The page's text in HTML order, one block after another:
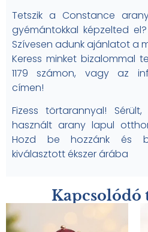
Tetszik a Constance
gyémántokkal képzelted
Szívesen adunk ajánlatot a
Keress minket bizalommal
1179 számon, vagy az
címen!
Fizess törtarannyal!
használt arany lapul
Hozd be hozzánk és
kiválasztott ékszer árába
Kapcsolódó